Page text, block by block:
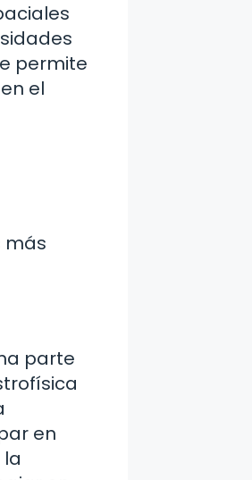
permite
el
más
parte
en